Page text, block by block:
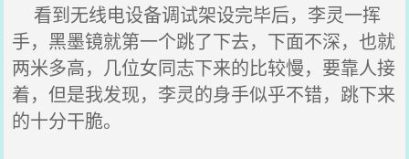
看到无线电设备调试架设完毕后，李灵一挥
手，黑墨镜就第一个跳了下去，下面不深，也就
两米多高，几位女同志下来的比较慢，要靠人接
着，但是我发现，李灵的身手似乎不错，跳下来
的十分干脆。